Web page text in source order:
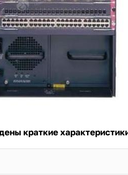
краткие